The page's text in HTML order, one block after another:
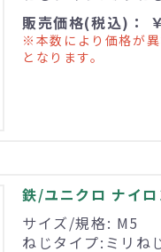
販売価格(税込)：
※本数により価格が
となります。
鉄/ユニクロ ナイ
サイズ/規格: M5
ねじタイプ:ミリね